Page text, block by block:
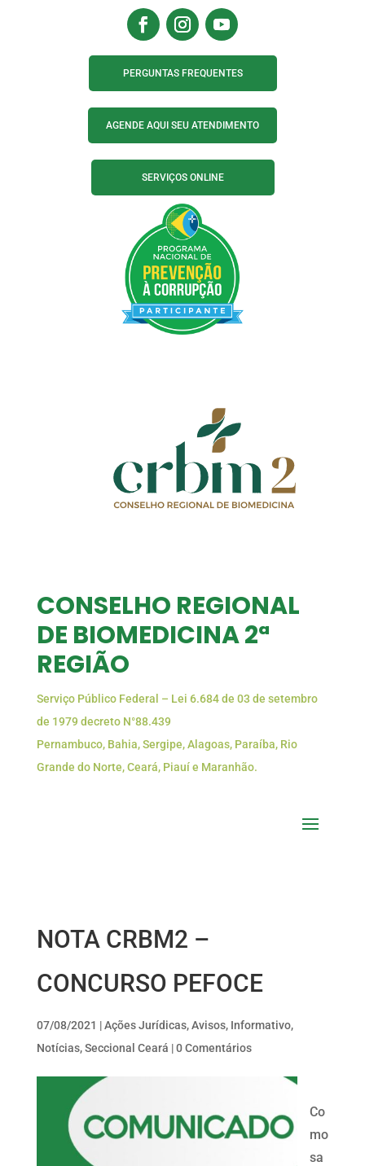
PERGUNTAS FREQUENTES
AGENDE AQUI SEU ATENDIMENTO
SERVIÇOS ONLINE
CONSELHO REGIONAL
DE BIOMEDICINA 2ª
REGIÃO
Serviço Público Federal – Lei 6.684 de 03 de setembro
de 1979 decreto N°88.439
Pernambuco, Bahia, Sergipe, Alagoas, Paraíba, Rio
Grande do Norte, Ceará, Piauí e Maranhão.
NOTA CRBM2 –
CONCURSO PEFOCE
07/08/2021 |Ações Jurídicas,Avisos, Informativo,
Notícias,Seccional Ceará |0 Comentários
Co
mo
sa